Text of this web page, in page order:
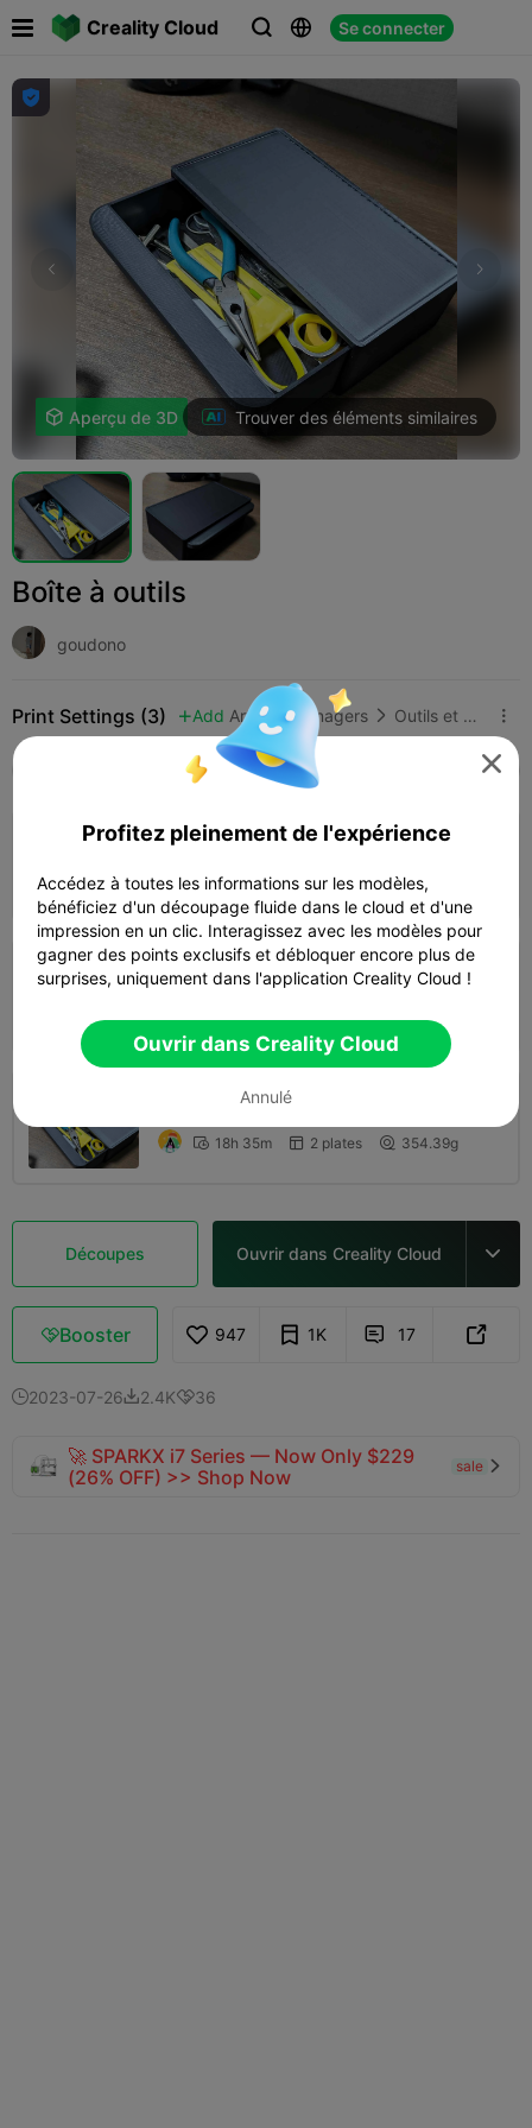
Creality Cloud   Se connecter
 

 Aperçu de 3D Trouver des éléments similaires
Boîte à outils
goudono
Print Settings (3)  Add Articles ménagers  Outils et pièces de rechange 
K2 Plus K2 Pro
0.2mm layer, 4 walls, 15% infill
 11h 33m  1 plates  503.69g
0.2mm layer, 3 walls, 15% infill
0.2mm layer, 2 walls, 15% infill
 18h 35m  2 plates  354.39g
Découpes Ouvrir dans Creality Cloud 
Booster 947 1K  17 
2023-07-262.4K36
🚀 SPARKX i7 Series — Now Only $229
(26% OFF) >> Shop Now
sale 

Profitez pleinement de l'expérience
Accédez à toutes les informations sur les modèles,
bénéficiez d'un découpage fluide dans le cloud et d'une
impression en un clic. Interagissez avec les modèles pour
gagner des points exclusifs et débloquer encore plus de
surprises, uniquement dans l'application Creality Cloud !
Ouvrir dans Creality Cloud
Annulé